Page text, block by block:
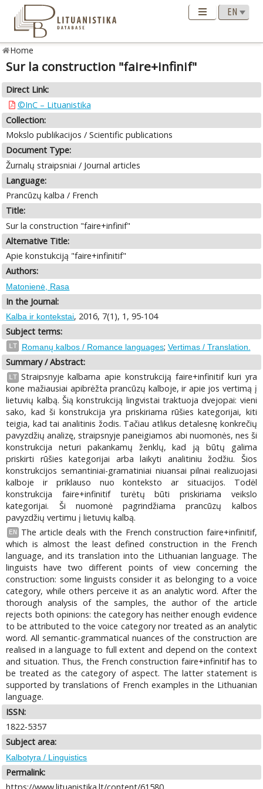
Home
Sur la construction "faire+infinif"
Direct Link:
©InC – Lituanistika
Collection:
Mokslo publikacijos / Scientific publications
Document Type:
Žurnalų straipsniai / Journal articles
Language:
Prancūzų kalba / French
Title:
Sur la construction "faire+infinif"
Alternative Title:
Apie konstukciją "faire+infinitif"
Authors:
Matonienė, Rasa
In the Journal:
Kalba ir kontekstai, 2016, 7(1), 1, 95-104
Subject terms:
LT Romanų kalbos / Romance languages; Vertimas / Translation.
Summary / Abstract:
LT Straipsnyje kalbama apie konstrukciją faire+infinitif kuri yra
kone mažiausiai apibrėžta prancūzų kalboje, ir apie jos vertimą į
lietuvių kalbą. Šią konstrukciją lingvistai traktuoja dvejopai: vieni
sako, kad ši konstrukcija yra priskiriama rūšies kategorijai, kiti
teigia, kad tai analitinis žodis. Tačiau atlikus detalesnę konkrečių
pavyzdžių analizę, straipsnyje paneigiamos abi nuomonės, nes ši
konstrukcija neturi pakankamų ženklų, kad ją būtų galima
priskirti rūšies kategorijai arba laikyti analitiniu žodžiu. Šios
konstrukcijos semantiniai-gramatiniai niuansai pilnai realizuojasi
kalboje ir priklauso nuo konteksto ar situacijos. Todėl
konstrukcija faire+infinitif turėtų būti priskiriama veikslo
kategorijai. Ši nuomonė pagrindžiama prancūzų kalbos
pavyzdžių vertimu į lietuvių kalbą.
EN
The article deals with the French construction faire+infinitif,
which is almost the least defined construction in the French
language, and its translation into the Lithuanian language. The
linguists have two different points of view concerning the
construction: some linguists consider it as belonging to a voice
category, while others perceive it as an analytic word. After the
thorough analysis of the samples, the author of the article
rejects both opinions: the category has neither enough evidence
to be attributed to the voice category nor treated as an analytic
word. All semantic-grammatical nuances of the construction are
realised in a language to full extent and depend on the context
and situation. Thus, the French construction faire+infinitif has to
be treated as the category of aspect. The latter statement is
supported by translations of French examples in the Lithuanian
language.
ISSN:
1822-5357
Subject area:
Kalbotyra / Linguistics
Permalink: